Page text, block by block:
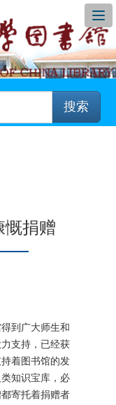
搜索
慨捐赠
到广大师生和
支持，已经获
着图书馆的发
知识宝库，必
寄托着捐赠者